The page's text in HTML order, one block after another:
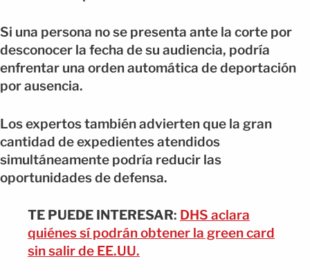
Si una persona no se presenta ante la corte por
desconocer la fecha de su audiencia, podría
enfrentar una orden automática de deportación
por ausencia.
Los expertos también advierten que la gran
cantidad de expedientes atendidos
simultáneamente podría reducir las
oportunidades de defensa.
TE PUEDE INTERESAR: DHS aclara
quiénes sí podrán obtener la green card
sin salir de EE.UU.